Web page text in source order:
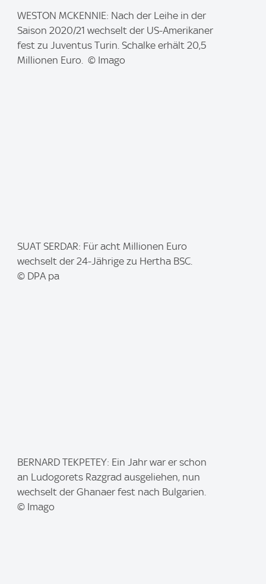
m
WESTON MCKENNIE: Nach der Leihe in der
Saison 2020/21 wechselt der US-Amerikaner
fest zu Juventus Turin. Schalke erhält 20,5
Millionen Euro. © Imago
m
SUAT SERDAR: Für acht Millionen Euro
wechselt der 24-Jährige zu Hertha BSC.
© DPA pa
m
BERNARD TEKPETEY: Ein Jahr war er schon
an Ludogorets Razgrad ausgeliehen, nun
wechselt der Ghanaer fest nach Bulgarien.
© Imago